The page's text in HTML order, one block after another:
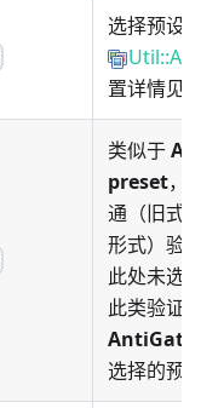
选择预设
置详情见
类似于
preset，
通（旧式
形式）验
此处未选
此类验证
AntiGate
选择的预